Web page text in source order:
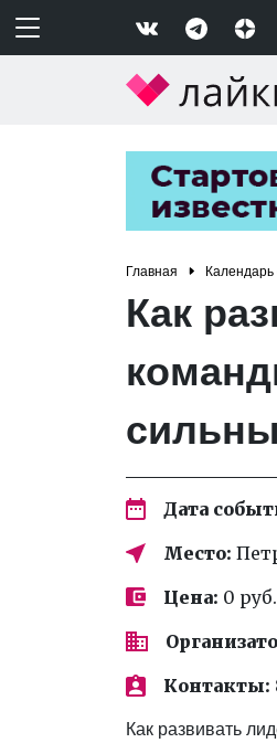
Главная
Как
Дата
Место:
Цена: 0 руб.
Контакты:
Как развивать